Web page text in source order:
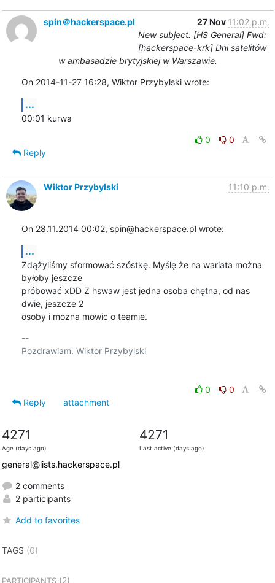
spin＠hackerspace.pl 27 Nov 11:02 p.m.
New subject: [HS General] Fwd:
[hackerspace-krk] Dni satelitów
w ambasadzie brytyjskiej w Warszawie.
On 2014-11-27 16:28, Wiktor Przybylski wrote:
...
00:01 kurwa
0
0
Reply
Wiktor Przybylski 11:10 p.m.
On 28.11.2014 00:02, spin@hackerspace.pl wrote:
...
Zdążyliśmy sformować szóstkę. Myślę że na wariata można
byłoby jeszcze
próbować xDD Z hswaw jest jedna osoba chętna, od nas
dwie, jeszcze 2
osoby i mozna mowic o teamie.
--
Pozdrawiam. Wiktor Przybylski
0
0
Reply
attachment
4271
Age (days ago)
4271
Last active (days ago)
general@lists.hackerspace.pl
2 comments
2 participants
Add to favorites
TAGS (0)
PARTICIPANTS(2)